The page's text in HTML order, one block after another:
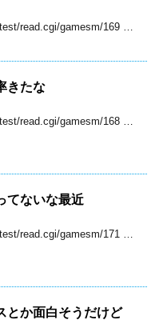
read.cgi/gamesm/169 …
きたな
read.cgi/gamesm/168 …
てないな最近
read.cgi/gamesm/171 …
とか面白そうだけど